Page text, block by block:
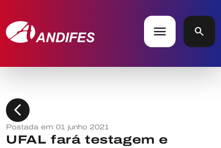
menu search
chevron_left
Postada em 01 junho 2021
UFAL fará testagem e